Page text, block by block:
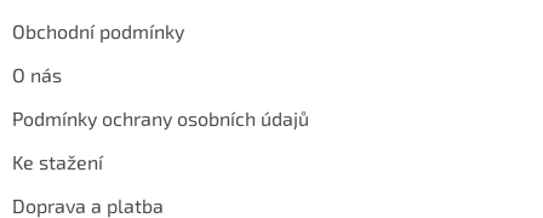
Obchodní podmínky
O nás
Podmínky ochrany osobních údajů
Ke stažení
Doprava a platba